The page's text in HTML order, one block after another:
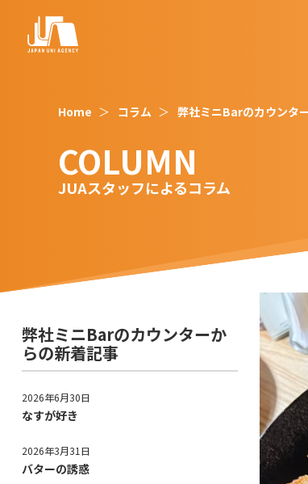
Home コラム 弊社ミニBarのカウンタ
COLUMN
JUAスタッフによるコラム
弊社ミニBarのカウンターか
らの新着記事
2026年6月30日
なすが好き
2026年3月31日
バターの誘惑